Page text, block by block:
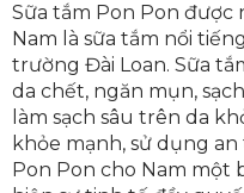
Sữa tắm Pon Pon
Nam là sữa tắm nổi
trường Đài Loan. Sữa
da chết, ngăn mụn,
làm sạch sâu trên da
khỏe mạnh, sử dụng
Pon Pon cho Nam một